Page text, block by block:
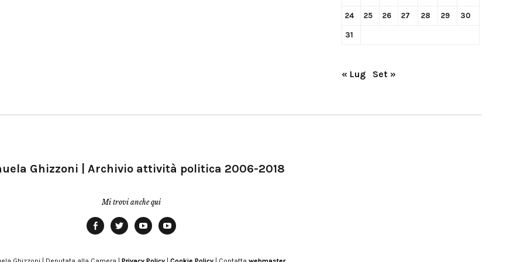
24 25 26 27 28 29 30
31
« Lug Set »
Ghizzoni | Archivio attività politica 2006-2018
Mi trovi anche qui
Modena